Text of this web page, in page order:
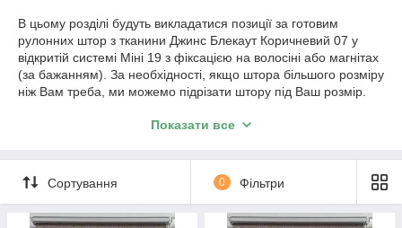
В цьому розділі будуть викладатися позиції за готовим
рулонних штор з тканини Джинс Блекаут Коричневий 07 у
відкритій системі Міні 19 з фіксацією на волосіні або магнітах
(за бажанням). За необхідності, якщо штора більшого розміру
ніж Вам треба, ми можемо підрізати штору під Ваш розмір.
Важливо!!! Як відбувається робота з нами. Ми
працюємо з усією Україною!
дзвінком або повідомленням в Вайбер.
Показати все
Сортування 0 Фільтри